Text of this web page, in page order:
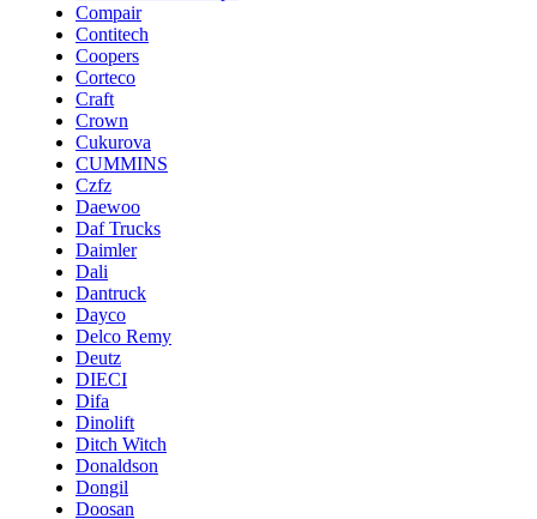
Compair
Contitech
Coopers
Corteco
Craft
Crown
Cukurova
CUMMINS
Czfz
Daewoo
Daf Trucks
Daimler
Dali
Dantruck
Dayco
Delco Remy
Deutz
DIECI
Difa
Dinolift
Ditch Witch
Donaldson
Dongil
Doosan